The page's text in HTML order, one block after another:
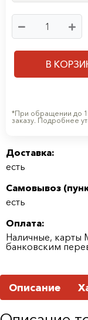
В
*При обращении до
заказу. Подробнее
Доставка:
есть
Самовывоз (
есть
Оплата:
Наличные, карты
банковским
Описание